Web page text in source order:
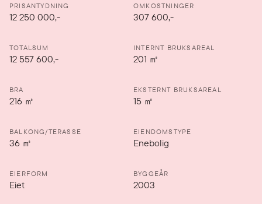
PRISANTYDNING
12 250 000,-
OMKOSTNINGER
307 600,-
TOTALSUM
12 557 600,-
INTERNT BRUKSAREAL
201 ㎡
BRA
216 ㎡
EKSTERNT BRUKSAREAL
15 ㎡
BALKONG/TERASSE
36 ㎡
EIENDOMSTYPE
Enebolig
EIERFORM
Eiet
BYGGEÅR
2003